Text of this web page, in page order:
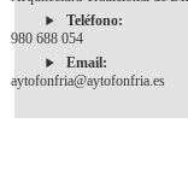
Teléfono:
980 688 054
Email:
aytofonfria@aytofonfria.es